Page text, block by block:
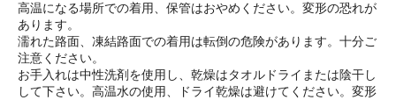
高温になる場所での着用、保管はおやめください。変形の恐れが
あります。
濡れた路面、凍結路面での着用は転倒の危険があります。十分ご
注意ください。
お手入れは中性洗剤を使用し、乾燥はタオルドライまたは陰干し
して下さい。高温水の使用、ドライ乾燥は避けてください。変形